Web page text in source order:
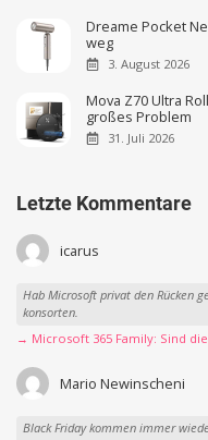
Dreame Pocket
weg
3. August 2026
Mova Z70 Ultra
großes Problem
31. Juli 2026
Letzte Kommentare
icarus
Hab Microsoft privat den Rücken
konsorten.
→ Microsoft 365 Family: Sind
Mario Newinscheni
Black Friday kommen immer